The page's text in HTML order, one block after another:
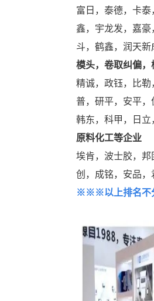
富日，泰德，卡
鑫，宇龙发，嘉
斗，鹤鑫，润天新
模头，卷取纠偏
精诚，政钰，比勒
普，研平，安平
韩东，科甲，日
原料化工等企业
埃肯，波士胶，
创，成铭，安品
※※※以上排名不